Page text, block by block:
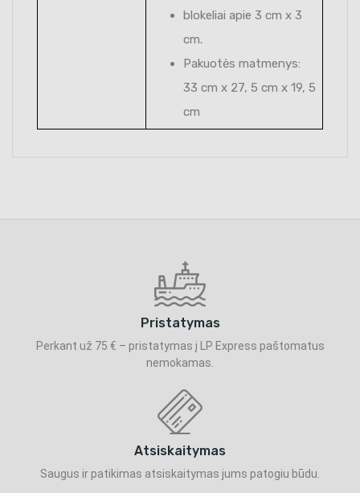
blokeliai apie 3 cm x 3
cm.
Pakuotės matmenys:
33 cm x 27, 5 cm x 19, 5
cm
Pristatymas
Perkant už 75 € – pristatymas į LP Express paštomatus
nemokamas.
Atsiskaitymas
Saugus ir patikimas atsiskaitymas jums patogiu būdu.